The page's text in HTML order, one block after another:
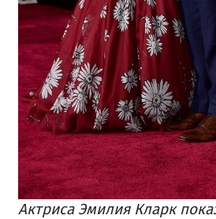
Актриса Эмилия Кларк